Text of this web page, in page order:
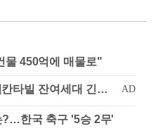
물 450억에 매물로"
?…한국 축구 '5승 2무'